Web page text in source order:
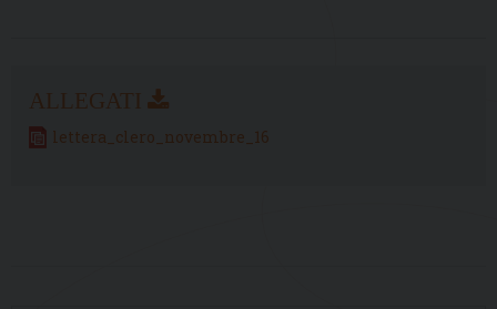
lettera_clero_novembre_16